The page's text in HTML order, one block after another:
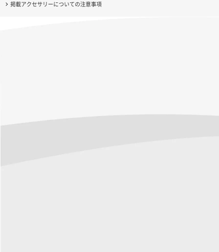
掲載アクセサリーについての注意事項